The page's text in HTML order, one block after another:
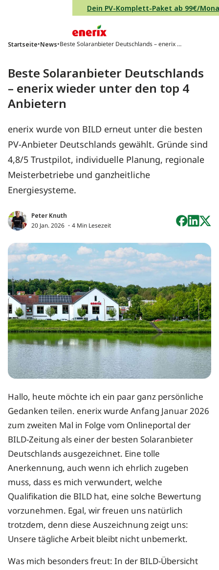
Direkt zum Inhalt wechselnDein PV-Komplett-Paket ab 99€/
Hauptnavigation
Startseite•News•Beste Solaranbieter Deutschlands – enerix w
Beste Solaranbieter Deutschlands
– enerix wieder unter den top 4
Anbietern
enerix wurde von BILD erneut unter die besten
PV-Anbieter Deutschlands gewählt. Gründe sind
4,8/5 Trustpilot, individuelle Planung, regionale
Meisterbetriebe und ganzheitliche
Energiesysteme.
Peter Knuth
20 Jan. 2026 ・4 Min Lesezeit
Hallo, heute möchte ich ein paar ganz persönliche
Gedanken teilen. enerix wurde Anfang Januar 2026
zum zweiten Mal in Folge vom Onlineportal der
BILD-Zeitung als einer der besten Solaranbieter
Deutschlands ausgezeichnet. Eine tolle
Anerkennung, auch wenn ich ehrlich zugeben
muss, dass es mich verwundert, welche
Qualifikation die BILD hat, eine solche Bewertung
vorzunehmen. Egal, wir freuen uns natürlich
trotzdem, denn diese Auszeichnung zeigt uns:
Unsere tägliche Arbeit bleibt nicht unbemerkt.
Was mich besonders freut: In der BILD-Übersicht